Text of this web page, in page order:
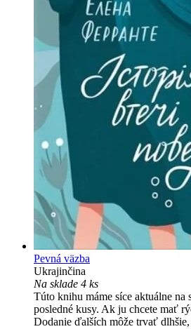
Pevná väzba
Ukrajinčina
Na sklade 4 ks
Túto knihu máme síce aktuálne na
posledné kusy. Ak ju chcete mať
Dodanie ďalších môže trvať